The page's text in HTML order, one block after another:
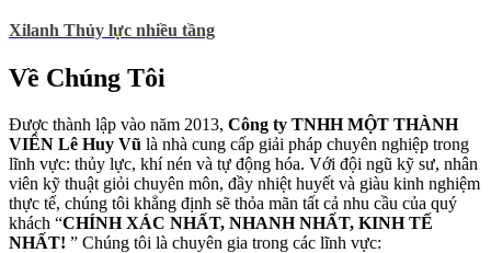
Xilanh Thủy lực nhiều tầng
Về Chúng Tôi
Được thành lập vào năm 2013, Công ty TNHH MỘT THÀNH
VIÊN Lê Huy Vũ là nhà cung cấp giải pháp chuyên nghiệp trong
lĩnh vực: thủy lực, khí nén và tự động hóa. Với đội ngũ kỹ sư, nhân
viên kỹ thuật giỏi chuyên môn, đầy nhiệt huyết và giàu kinh nghiệm
thực tế, chúng tôi khẳng định sẽ thỏa mãn tất cả nhu cầu của quý
khách “CHÍNH XÁC NHẤT, NHANH NHẤT, KINH TẾ
NHẤT! ” Chúng tôi là chuyên gia trong các lĩnh vực: